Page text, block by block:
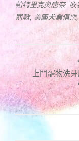
帕特里克奧唐奈, 收
罰款, 美國犬業俱樂
上門寵物洗